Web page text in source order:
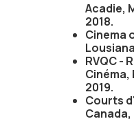
Acadie,
2018.
Cinema
RVQC -
Cinéma,
2019.
Courts
Canada,